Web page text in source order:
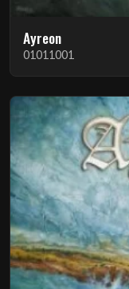
Ayreon
01011001